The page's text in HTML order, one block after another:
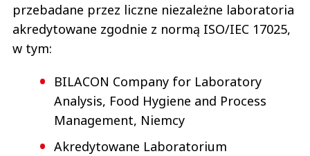
przebadane przez liczne niezależne laboratoria
akredytowane zgodnie z normą ISO/IEC 17025,
w tym:
BILACON Company for Laboratory
Analysis, Food Hygiene and Process
Management, Niemcy
Akredytowane Laboratorium